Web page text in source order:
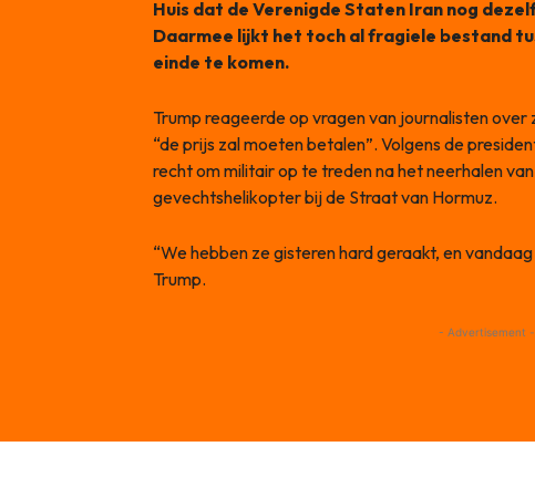
Huis dat de Verenigde Staten Iran nog
Daarmee lijkt het toch al fragiele bestand
einde te komen.
Trump reageerde op vragen van journalisten
“de prijs zal moeten betalen”. Volgens de
recht om militair op te treden na het neerhalen
gevechtshelikopter bij de Straat van Hormuz.
“We hebben ze gisteren hard geraakt, en
Trump.
- Advertisement -